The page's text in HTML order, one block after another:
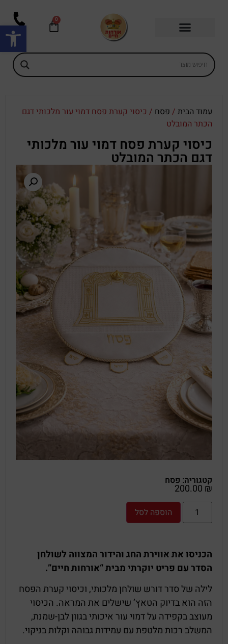
פתח 0
עמוד הבית / פסח / כיסוי קערת פסח דמוי עור מלכותי דגם
הכתר המובלט
כיסוי קערת פסח דמוי עור מלכותי
דגם הכתר המובלט
קטגוריה: פסח
₪
הכניסו את אווירת החג והידור המצווה לשולחן
הסדר עם פריט יוקרתי מבית “אורחות חיים”.
לילה של סדר דורש שולחן מלכותי, וכיסוי קערת הפסח
הזה הוא בדיוק הטאץ’ שישלים את המראה. הכיסוי
מעוצב בקפידה על דמוי עור איכותי בגוון לבן-שמנת,
המשלב רכות מלטפת עם עמידות גבוהה וקלות בניקוי.
הוספה לסל